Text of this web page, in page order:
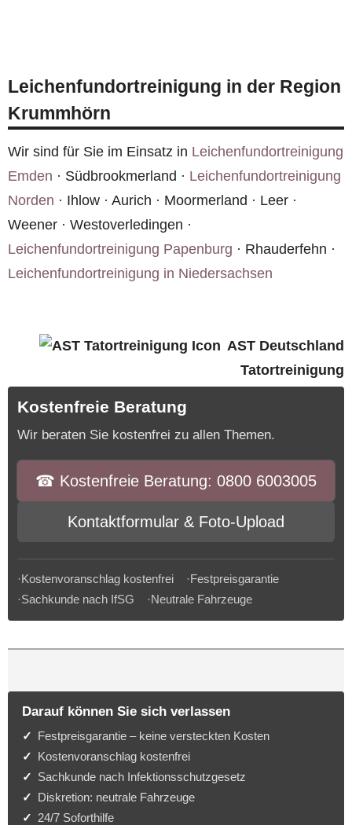
Fahrzeuge noch Mitarbeiter Rückschlüsse auf
die Art des Auftrags zulassen.
Leichenfundortreinigung in der Region
Krummhörn
Wir sind für Sie im Einsatz in Leichenfundortreinigung
Emden · Südbrookmerland · Leichenfundortreinigung
Norden · Ihlow · Aurich · Moormerland · Leer ·
Weener · Westoverledingen ·
Leichenfundortreinigung Papenburg · Rhauderfehn ·
Leichenfundortreinigung in Niedersachsen
AST Deutschland
Tatortreinigung
Kostenfreie Beratung
Wir beraten Sie kostenfrei zu allen Themen.
☎︎ Kostenfreie Beratung: 0800 6003005
Kontaktformular & Foto-Upload
·Kostenvoranschlag kostenfrei ·Festpreisgarantie
·Sachkunde nach IfSG ·Neutrale Fahrzeuge
Darauf können Sie sich verlassen
Festpreisgarantie – keine versteckten Kosten
Kostenvoranschlag kostenfrei
Sachkunde nach Infektionsschutzgesetz
Diskretion: neutrale Fahrzeuge
24/7 Soforthilfe